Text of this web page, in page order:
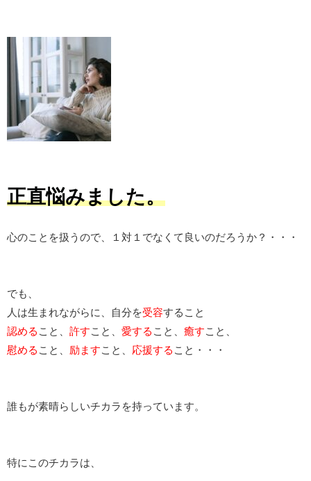
正直悩みました。
心のことを扱うので、１対１でなくて良いのだろうか？・・・
でも、
人は生まれながらに、自分を受容すること
認める こと、 許すこと、 愛する こと、 癒すこと、
慰める こと、 励ますこと、 応援する こと・・・
誰もが素晴らしいチカラを持っています。
特にこのチカラは、